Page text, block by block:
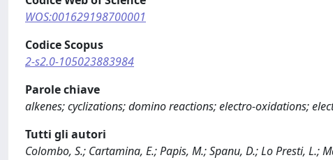
WOS:001629198700001
Codice Scopus
2-s2.0-105023883984
Parole chiave
alkenes; cyclizations; domino reactions; electro-oxidations;
Tutti gli autori
Colombo, S.; Cartamina, E.; Papis, M.; Spanu, D.; Lo Presti, L.;